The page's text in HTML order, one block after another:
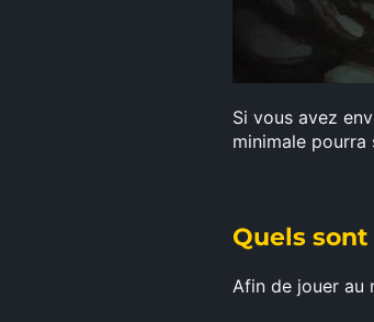
Si vous avez
minimale pourra
Quels
Afin de jouer au